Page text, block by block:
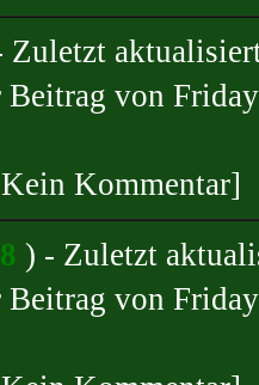
Zuletzt
Beitrag von Friday
Kommentar]
) - Zuletzt
von Friday